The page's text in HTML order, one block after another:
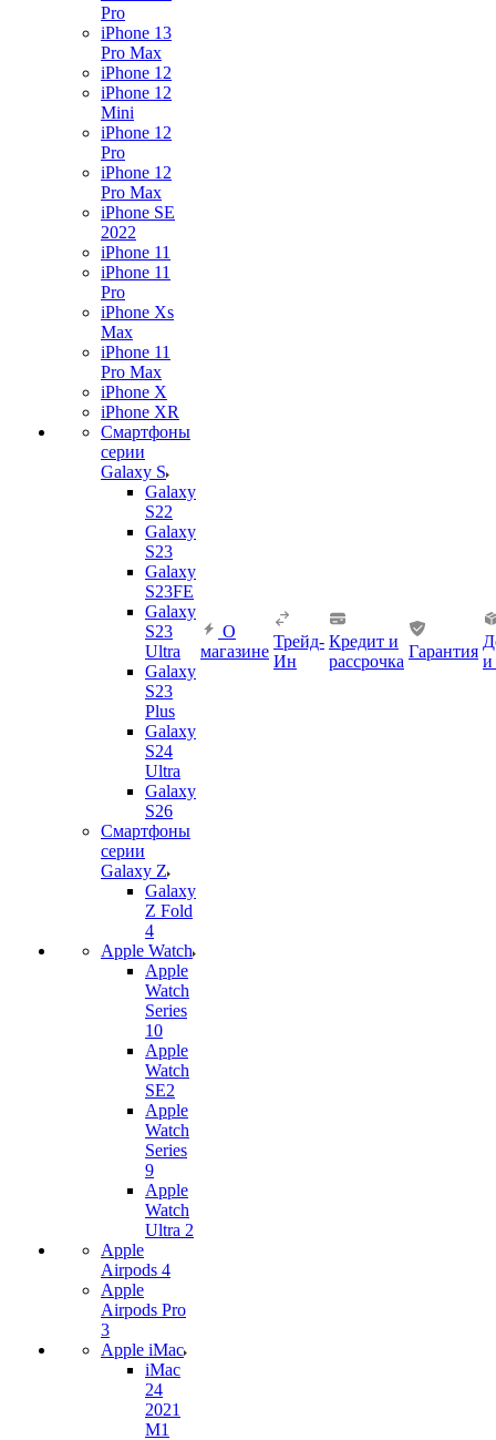
Pro
iPhone 13
Pro Max
iPhone 12
iPhone 12
Mini
iPhone 12
Pro
iPhone 12
Pro Max
iPhone SE
2022
iPhone 11
iPhone 11
Pro
iPhone Xs
Max
iPhone 11
Pro Max
iPhone X
iPhone XR
Смартфоны
серии
Galaxy S
Galaxy
S22
Galaxy
S23
Galaxy
S23FE
Galaxy
S23
Ultra
Galaxy
S23
Plus
Galaxy
S24
Ultra
Galaxy
S26
Смартфоны
серии
Galaxy Z
Galaxy
Z Fold
4
Apple Watch
Apple
Watch
Series
10
Apple
Watch
SE2
Apple
Watch
Series
9
Apple
Watch
Ultra 2
Apple
Airpods 4
Apple
Airpods Pro
3
Apple iMac
iMac
24
2021
M1
О
магазине
Трейд-
Ин
Кредит и
рассрочка
Гарантия
и